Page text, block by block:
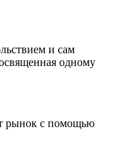
и сам
одному